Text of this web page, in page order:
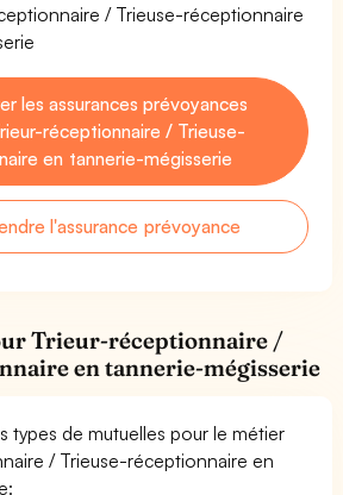
/ Trieuse-réceptionnaire
les assurances prévoyances
réceptionnaire / Trieuse-
en tannerie-mégisserie
l'assurance prévoyance
Trieur-réceptionnaire /
en tannerie-mégisserie
types de mutuelles pour le métier
/ Trieuse-réceptionnaire en